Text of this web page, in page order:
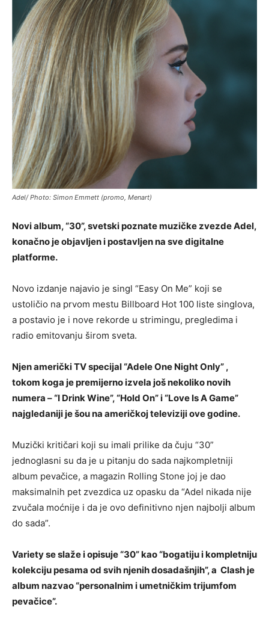
Adel/ Photo: Simon Emmett (promo, Menart)
Novi album, “30”, svetski poznate muzičke zvezde Adel,
konačno je objavljen i postavljen na sve digitalne
platforme.
Novo izdanje najavio je singl “Easy On Me” koji se
ustoličio na prvom mestu Billboard Hot 100 liste singlova,
a postavio je i nove rekorde u strimingu, pregledima i
radio emitovanju širom sveta.
Njen američki TV specijal “Adele One Night Only” ,
tokom koga je premijerno izvela još nekoliko novih
numera – “I Drink Wine”, “Hold On” i “Love Is A Game”
najgledaniji je šou na američkoj televiziji ove godine.
Muzički kritičari koji su imali prilike da čuju “30”
jednoglasni su da je u pitanju do sada najkompletniji
album pevačice, a magazin Rolling Stone joj je dao
maksimalnih pet zvezdica uz opasku da “Adel nikada nije
zvučala moćnije i da je ovo definitivno njen najbolji album
do sada”.
Variety se slaže i opisuje “30” kao “bogatiju i kompletniju
kolekciju pesama od svih njenih dosadašnjih”, a Clash je
album nazvao “personalnim i umetničkim trijumfom
pevačice”.